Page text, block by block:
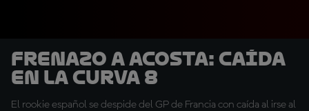
Frenazo a Acosta: Caída
en la curva 8
El rookie español se despide del GP de Francia con caída al irse al